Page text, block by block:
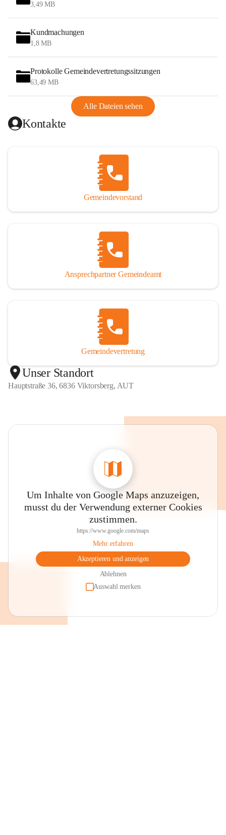
3,49 MB
Kundmachungen
1,8 MB
Protokolle Gemeindevertretungssitzungen
63,49 MB
Alle Dateien sehen
Kontakte
Gemeindevorstand
Ansprechpartner Gemeindeamt
Gemeindevertretung
Unser Standort
Hauptstraße 36, 6836 Viktorsberg, AUT
Um Inhalte von Google Maps anzuzeigen,
musst du der Verwendung externer Cookies
zustimmen.
https://www.google.com/maps
Mehr erfahren
Akzeptieren und anzeigen
Ablehnen
Auswahl merken